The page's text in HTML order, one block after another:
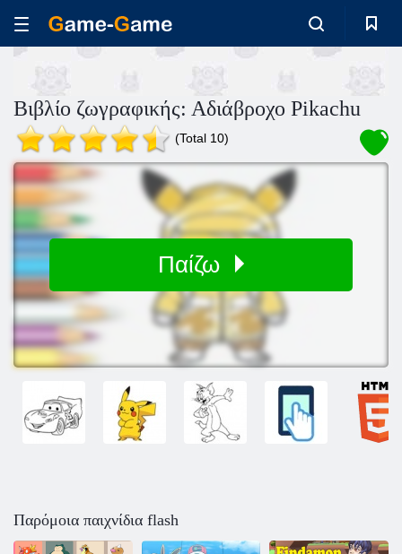
Βιβλίο ζωγραφικής: Αδιάβροχο Pikachu
(Total 10)
Παίζω
Παρόμοια παιχνίδια flash